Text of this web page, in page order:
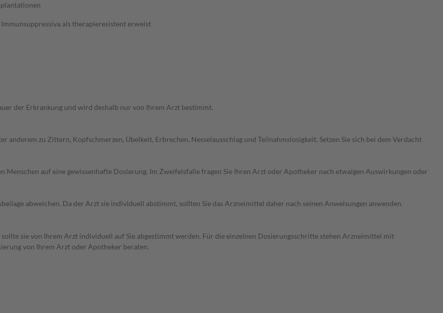
als therapieresistent erweist
der Erkrankung und wird deshalb nur von Ihrem Arzt bestimmt.
anderem zu Zittern, Kopfschmerzen, Übelkeit, Erbrechen, Nesselausschlag und Teilnahmslosigkeit. Setzen Sie sich bei dem Verdacht
auf eine gewissenhafte Dosierung. Im Zweifelsfalle fragen Sie Ihren Arzt oder Apotheker nach etwaigen Auswirkungen oder
abweichen. Da der Arzt sie individuell abstimmt, sollten Sie das Arzneimittel daher nach seinen Anweisungen anwenden.
sie von Ihrem Arzt individuell auf Sie abgestimmt werden. Für die einzelnen Dosierungsschritte stehen Arzneimittel mit
von Ihrem Arzt oder Apotheker beraten.